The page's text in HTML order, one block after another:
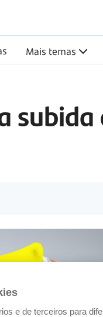
Mais temas
e de terceiros para